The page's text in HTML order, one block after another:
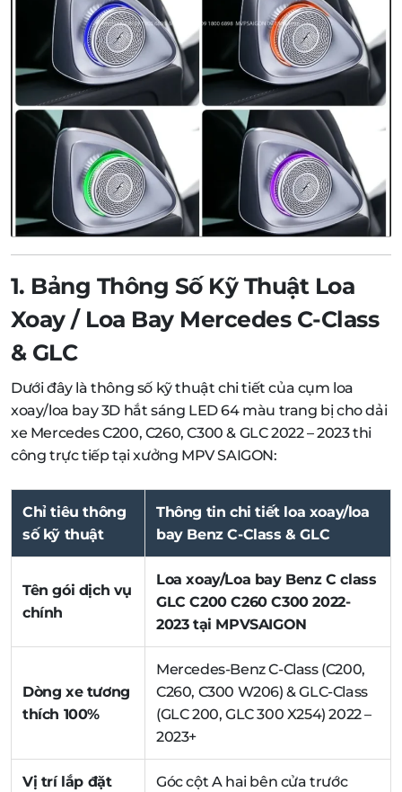
1. Bảng Thông Số Kỹ Thuật Loa
Xoay / Loa Bay Mercedes C-Class
& GLC
Dưới đây là thông số kỹ thuật chi tiết của cụm loa
xoay/loa bay 3D hắt sáng LED 64 màu trang bị cho dải
xe Mercedes C200, C260, C300 & GLC 2022 – 2023 thi
công trực tiếp tại xưởng MPV SAIGON:
Chỉ tiêu thông
số kỹ thuật
Thông tin chi tiết loa xoay/loa
bay Benz C-Class & GLC
Tên gói dịch vụ
chính
Loa xoay/Loa bay Benz C class
GLC C200 C260 C300 2022-
2023 tại MPVSAIGON
Dòng xe tương
thích 100%
Mercedes-Benz C-Class (C200,
C260, C300 W206) & GLC-Class
(GLC 200, GLC 300 X254) 2022 –
2023+
Vị trí lắp đặt
Góc cột A hai bên cửa trước